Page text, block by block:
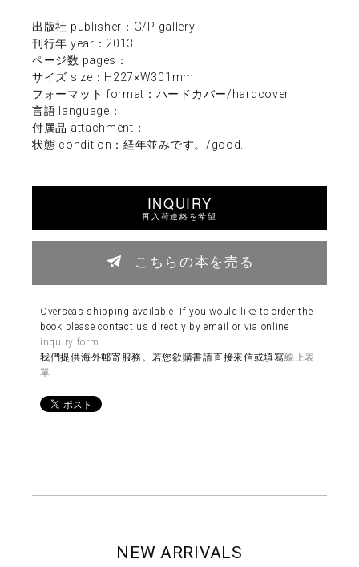
出版社 publisher：G/P gallery
刊行年 year：2013
ページ数 pages：
サイズ size：H227×W301mm
フォーマット format：ハードカバー/hardcover
言語 language：
付属品 attachment：
状態 condition：経年並みです。/good.
INQUIRY
再入荷連絡を希望
こちらの本を売る
Overseas shipping available. If you would like to order the
book please contact us directly by email or via online
inquiry form
我們提供海外郵寄服務。若您欲購書請直接來信或填寫線上表
單
NEW ARRIVALS